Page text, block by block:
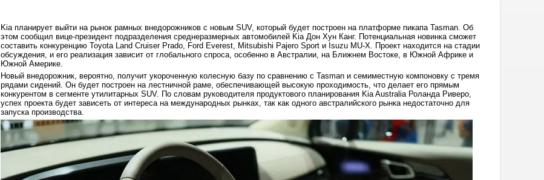
Kia планирует выйти на рынок рамных внедорожников с новым SUV, который будет построен на платформе пикапа Tasman. Об
этом сообщил вице-президент подразделения среднеразмерных автомобилей Kia Дон Хун Канг. Потенциальная новинка сможет
составить конкуренцию Toyota Land Cruiser Prado, Ford Everest, Mitsubishi Pajero Sport и Isuzu MU-X. Проект находится на стадии
обсуждения, и его реализация зависит от глобального спроса, особенно в Австралии, на Ближнем Востоке, в Южной Африке и
Южной Америке.
Новый внедорожник, вероятно, получит укороченную колесную базу по сравнению с Tasman и семиместную компоновку с тремя
рядами сидений. Он будет построен на лестничной раме, обеспечивающей высокую проходимость, что делает его прямым
конкурентом в сегменте утилитарных SUV. По словам руководителя продуктового планирования Kia Australia Роланда Риверо,
успех проекта будет зависеть от интереса на международных рынках, так как одного австралийского рынка недостаточно для
запуска производства.